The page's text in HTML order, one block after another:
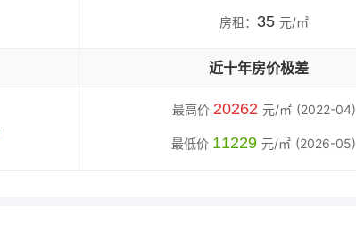
房租： 35 元/㎡
近十年房价极差
最高价 20262 元/㎡ (2022-04)
最低价 11229 元/㎡ (2026-05)